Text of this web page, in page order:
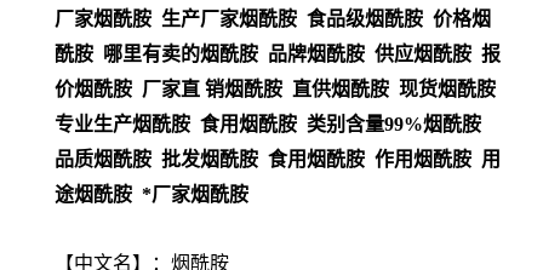
厂家烟酰胺 生产厂家烟酰胺 食品级烟酰胺 价格烟
酰胺 哪里有卖的烟酰胺 品牌烟酰胺 供应烟酰胺 报
价烟酰胺 厂家直 销烟酰胺 直供烟酰胺 现货烟酰胺
专业生产烟酰胺 食用烟酰胺 类别含量99%烟酰胺
品质烟酰胺 批发烟酰胺 食用烟酰胺 作用烟酰胺 用
途烟酰胺 *厂家烟酰胺
【中文名】：烟酰胺